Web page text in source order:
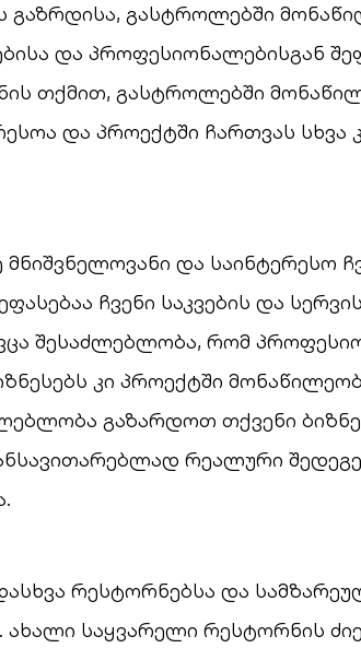
გაზრდისა, გასტროლებში
და პროფესიონალებისგან
თქმით, გასტროლებში
და პროექტში ჩართვას სხვა
მნიშვნელოვანი და საინტერესო
ჩვენი საკვების და
შესაძლებლობა, რომ
კი პროექტში
გაზარდოთ თქვენი
რეალური
რესტორნებსა და
ახალი საყვარელი რესტორნის